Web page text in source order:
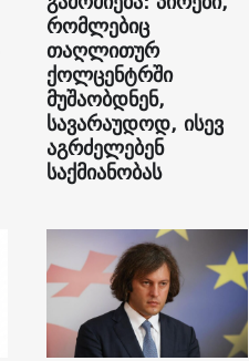
რომლებიც
თაღლითურ
ქოლცენტრში
მუშაობდნენ,
სავარაუდოდ, ისევ
აგრძელებენ
საქმიანობას